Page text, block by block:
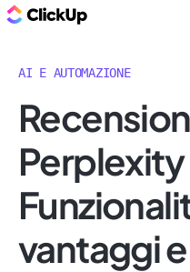
AI E AUTOMAZIONE
Perplexity
vantaggi